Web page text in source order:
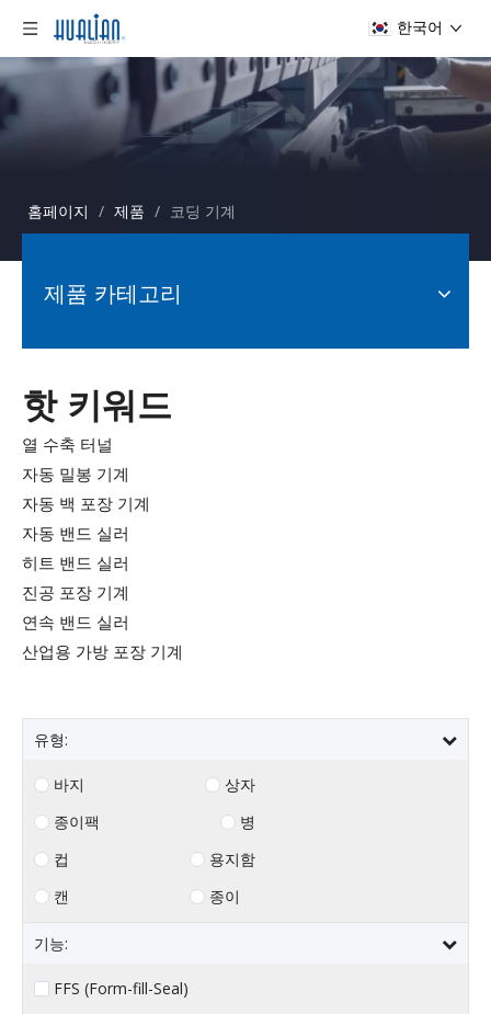
한국어
홈페이지 / 제품 / 코딩 기계
제품 카테고리
핫 키워드
열 수축 터널
자동 밀봉 기계
자동 백 포장 기계
자동 밴드 실러
히트 밴드 실러
진공 포장 기계
연속 밴드 실러
산업용 가방 포장 기계
유형:
바지
상자
종이팩
병
컵
용지함
캔
종이
기능:
FFS (Form-fill-Seal)